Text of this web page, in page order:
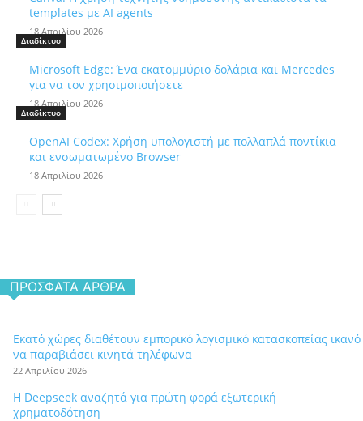
templates με AI agents
18 Απριλίου 2026
Διαδίκτυο
Microsoft Edge: Ένα εκατομμύριο δολάρια και Mercedes
για να τον χρησιμοποιήσετε
18 Απριλίου 2026
Διαδίκτυο
OpenAI Codex: Χρήση υπολογιστή με πολλαπλά ποντίκια
και ενσωματωμένο Browser
18 Απριλίου 2026
ΠΡΌΣΦΑΤΑ ΆΡΘΡΑ
Εκατό χώρες διαθέτουν εμπορικό λογισμικό κατασκοπείας ικανό
να παραβιάσει κινητά τηλέφωνα
22 Απριλίου 2026
Η Deepseek αναζητά για πρώτη φορά εξωτερική
χρηματοδότηση